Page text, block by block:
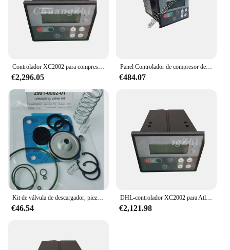
Controlador XC2002 para compresor portátil Atlas Copco 1604951600, 1604951601, 1604, 9516, 00, 1604, 9516
€2,296.05
Panel Controlador de compresor de aire de buena calidad, XC2002, utilizado para Atlas Copco
€484.07
Kit de válvula de descargador, piezas de repuesto para compresor de aire de tornillo ATLAS COPCO GA15/GA18/GA22, 2901000201(2901-0002-01)
€46.54
DHL-controlador XC2002 para Atlas Copco, compresor portátil 1604951600, 1604951601, 1604, 9516, 00, 1604, 9516
€2,121.98